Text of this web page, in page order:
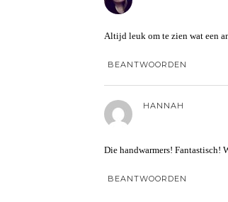
Altijd leuk om te zien wat een
BEANTWOORDEN
HANNAH
Die handwarmers! Fantastisch!
BEANTWOORDEN